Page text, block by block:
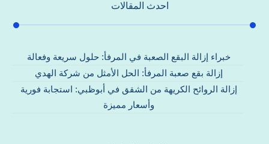
احدث المقالات
خبراء إزالة البقع الصعبة في المرفأ: حلول سريعة وفعالة
إزالة بقع صعبة المرفأ: الحل الأمثل من شركة الهدي
إزالة الروائح الكريهة من الشقق في أبوظبي: استجابة فورية
وأسعار مميزة